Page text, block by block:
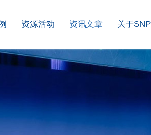
资源活动 资讯文章 关于SNP